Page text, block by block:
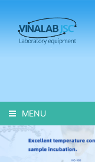
MENU